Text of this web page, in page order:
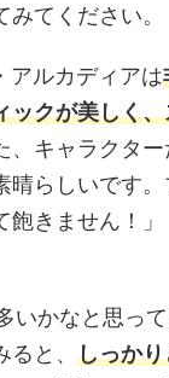
てください。
アルカディアは
ックが美しく
、キャラクタ
晴らしいです
飽きません！」
いかなと思っ
と、 しっか